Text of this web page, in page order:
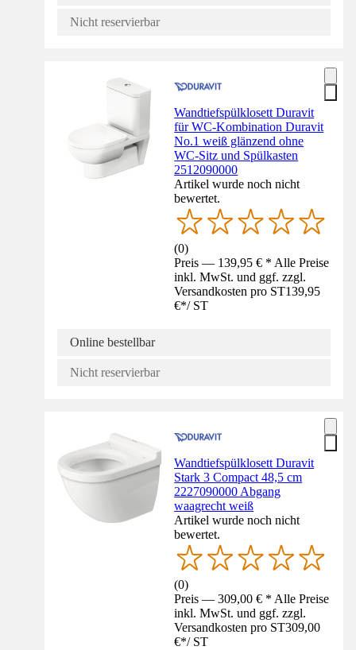
Nicht reservierbar
Wandtiefspülklosett Duravit
für WC-Kombination Duravit
No.1 weiß glänzend ohne
WC-Sitz und Spülkasten
2512090000
Artikel wurde noch nicht
bewertet.
(0)
Preis — 139,95 € * Alle Preise
inkl. MwSt. und ggf. zzgl.
Versandkosten pro ST139,95
€*/ ST
Online bestellbar
Nicht reservierbar
Wandtiefspülklosett Duravit
Stark 3 Compact 48,5 cm
2227090000 Abgang
waagrecht weiß
Artikel wurde noch nicht
bewertet.
(0)
Preis — 309,00 € * Alle Preise
inkl. MwSt. und ggf. zzgl.
Versandkosten pro ST309,00
€*/ ST